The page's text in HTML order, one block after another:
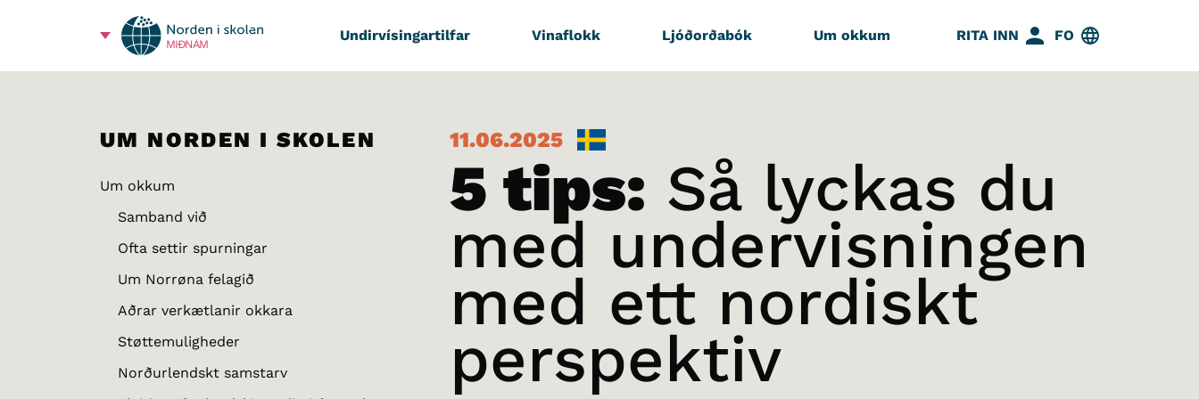
MIÐNÁM
Undirvísingartilfar Vinaflokk Ljóðorðabók Um okkum RITA INN FO
UM NORDEN I SKOLEN
Um okkum
Samband við
Ofta settir spurningar
Um Norrøna felagið
Aðrar verkætlanir okkara
Støttemuligheder
Norðurlendskt samstarv
11.06.2025
5 tips: Så lyckas du
med undervisningen
med ett nordiskt
perspektiv